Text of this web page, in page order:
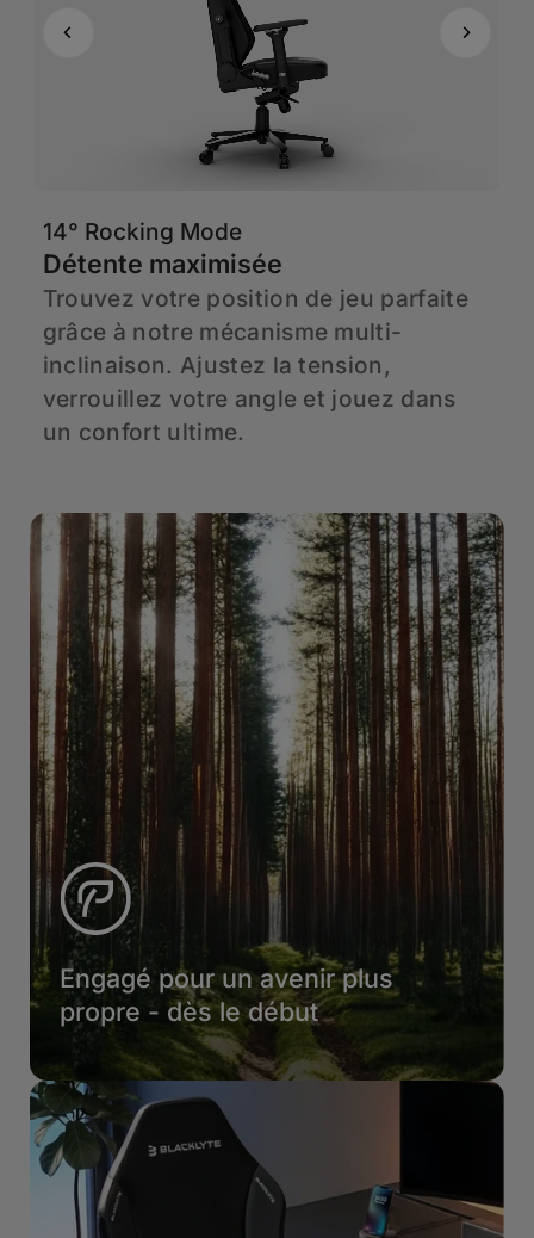
14° Rocking Mode
Détente maximisée
Trouvez votre position de jeu parfaite
grâce à notre mécanisme multi-
inclinaison. Ajustez la tension,
verrouillez votre angle et jouez dans
un confort ultime.
Engagé pour un avenir plus
propre - dès le début